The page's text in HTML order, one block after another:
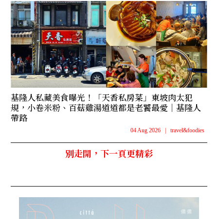
基隆人私藏美食曝光！「天香私房菜」東坡肉太犯
規，小卷米粉、百菇雞湯道道都是老饕最愛｜基隆人
帶路
04 Aug 2026 travel&foodies
別走開，下一頁更精彩